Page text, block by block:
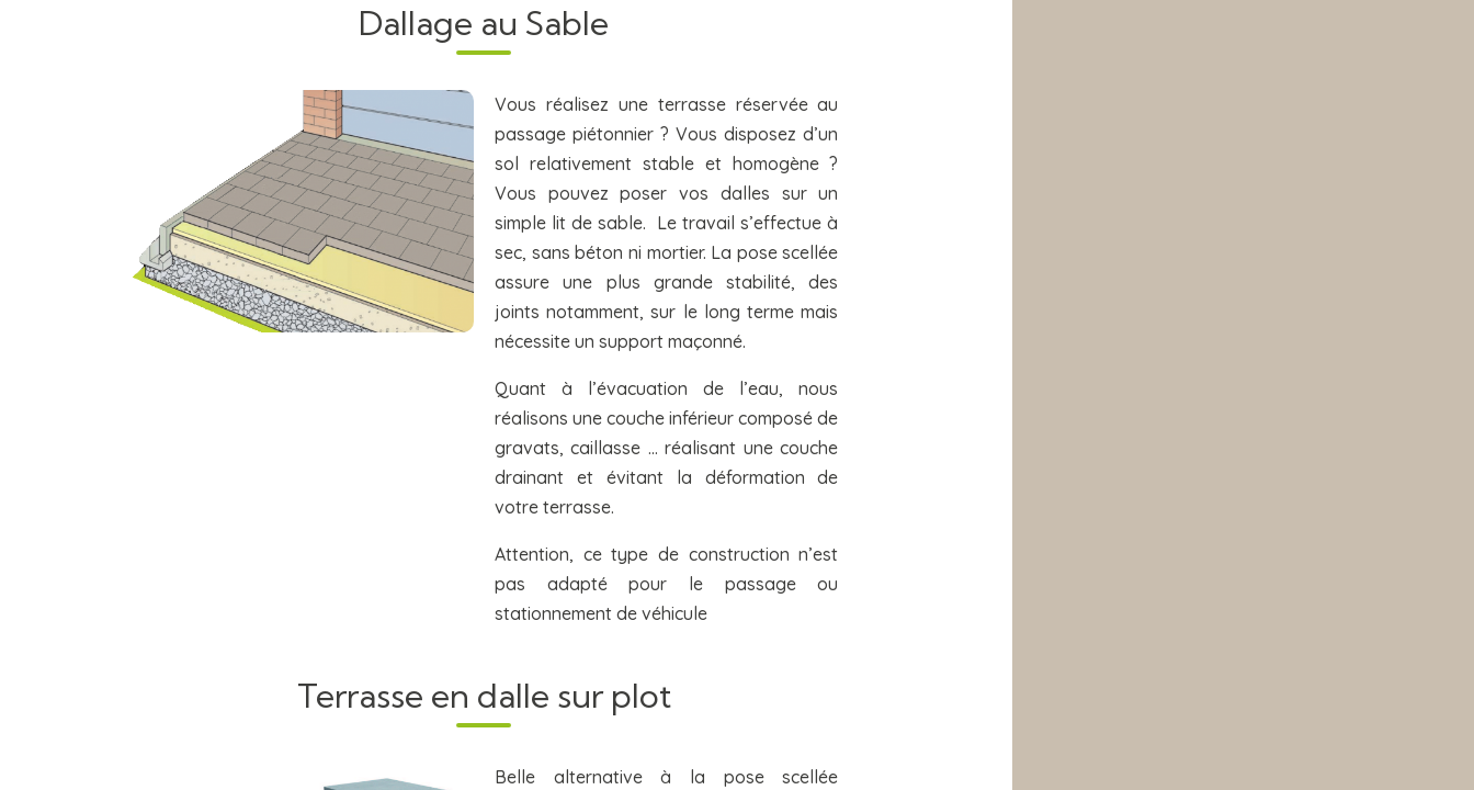
Dallage au Sable
Vous réalisez une terrasse réservée au
passage piétonnier ? Vous disposez d’un
sol relativement stable et homogène ?
Vous pouvez poser vos dalles sur un
simple lit de sable. Le travail s’effectue à
sec, sans béton ni mortier. La pose scellée
assure une plus grande stabilité, des
joints notamment, sur le long terme mais
nécessite un support maçonné.
Quant à l’évacuation de l’eau, nous
réalisons une couche inférieur composé de
gravats, caillasse … réalisant une couche
drainant et évitant la déformation de
votre terrasse.
Attention, ce type de construction n’est
pas adapté pour le passage ou
stationnement de véhicule
Terrasse en dalle sur plot
Belle alternative à la pose scellée